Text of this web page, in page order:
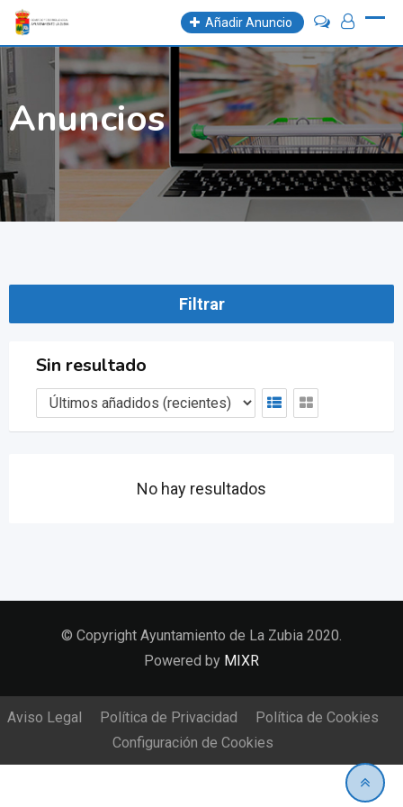
Skip
content
Añadir Anuncio
Anuncios
Filtrar
Sin resultado
No hay resultados
© Copyright Ayuntamiento de La Zubia 2020.
Powered by MIXR
Aviso Legal Política de Privacidad
Política de Cookies
Configuración de Cookies